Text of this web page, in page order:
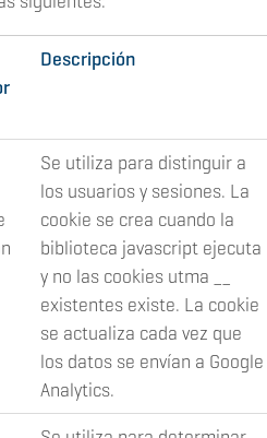
Descripción
Se utiliza para distinguir a
los usuarios y sesiones. La
cookie se crea cuando la
biblioteca javascript ejecuta
y no las cookies utma __
existentes existe. La cookie
se actualiza cada vez que
los datos se envían a Google
Analytics.